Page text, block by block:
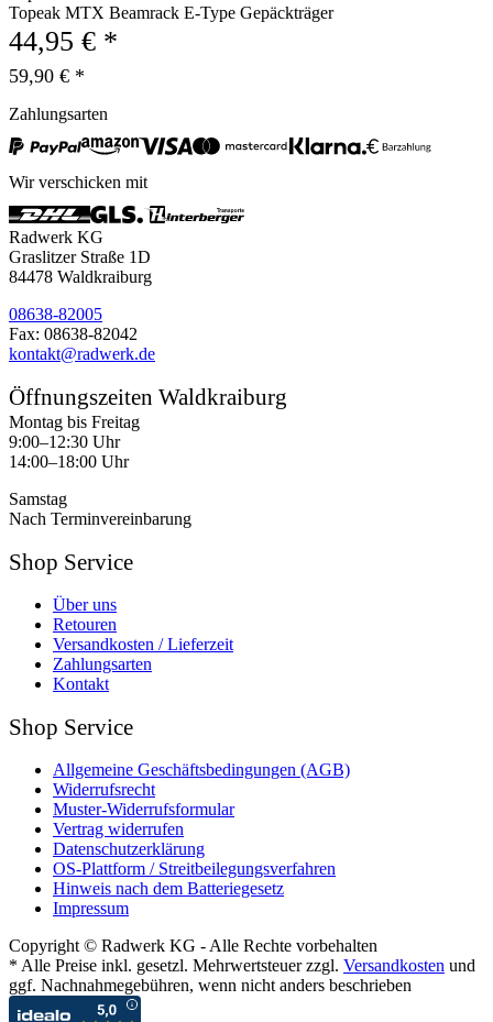
Topeak MTX Beamrack E-Type Gepäckträger
44,95 € *
59,90 € *
Zahlungsarten
Wir verschicken mit
Radwerk KG
Graslitzer Straße 1D
84478 Waldkraiburg
08638-82005
Fax: 08638-82042
kontakt@radwerk.de
Öffnungszeiten Waldkraiburg
Montag bis Freitag
9:00–12:30 Uhr
14:00–18:00 Uhr
Samstag
Nach Terminvereinbarung
Shop Service
Über uns
Retouren
Versandkosten / Lieferzeit
Zahlungsarten
Kontakt
Shop Service
Allgemeine Geschäftsbedingungen (AGB)
Widerrufsrecht
Muster-Widerrufsformular
Vertrag widerrufen
Datenschutzerklärung
OS-Plattform / Streitbeilegungsverfahren
Hinweis nach dem Batteriegesetz
Impressum
Copyright © Radwerk KG - Alle Rechte vorbehalten
* Alle Preise inkl. gesetzl. Mehrwertsteuer zzgl. Versandkosten und
ggf. Nachnahmegebühren, wenn nicht anders beschrieben